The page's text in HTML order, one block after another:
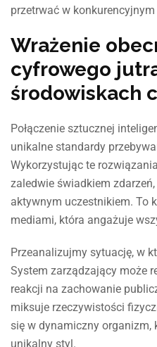
przetrwać w
Wrażenie
cyfrowego
środowiskach
Połączenie sztucznej
unikalne standardy
Wykorzystując te
zaledwie świadkiem
aktywnym uczestnikiem. To
mediami, która angażuje
Przeanalizujmy sytuację, w
System zarządzający może
reakcji na zachowanie
miksuje rzeczywistości
się w dynamiczny organizm,
unikalny styl.